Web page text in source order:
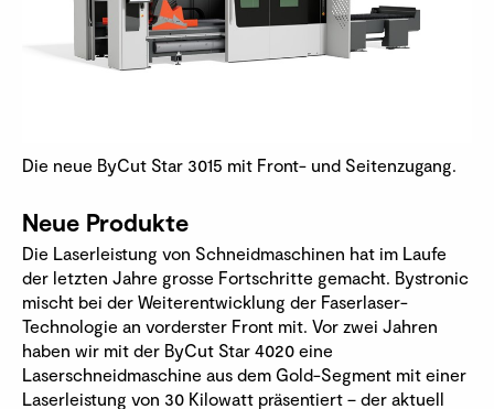
Die neue ByCut Star 3015 mit Front- und Seitenzugang.
Neue Produkte
Die Laserleistung von Schneidmaschinen hat im Laufe
der letzten Jahre grosse Fortschritte gemacht. Bystronic
mischt bei der Weiterentwicklung der Faserlaser-
Technologie an vorderster Front mit. Vor zwei Jahren
haben wir mit der ByCut Star 4020 eine
Laserschneidmaschine aus dem Gold-Segment mit einer
Laserleistung von 30 Kilowatt präsentiert – der aktuell